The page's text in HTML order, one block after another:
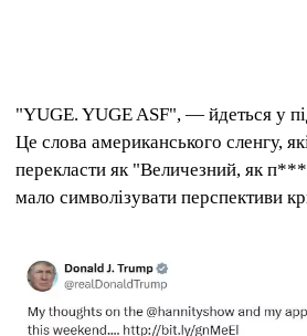
"YUGE. YUGE ASF", — йдеться у
Це слова американського сленгу,
перекласти як "Величезний, як
мало символізувати перспективи